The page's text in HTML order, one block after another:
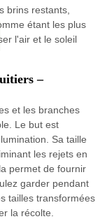
brins restants,
étant les plus
l'air et le soleil
–
et les branches
Le but est
Sa taille
les rejets en
permet de fournir
garder pendant
tailles transformées
la récolte.